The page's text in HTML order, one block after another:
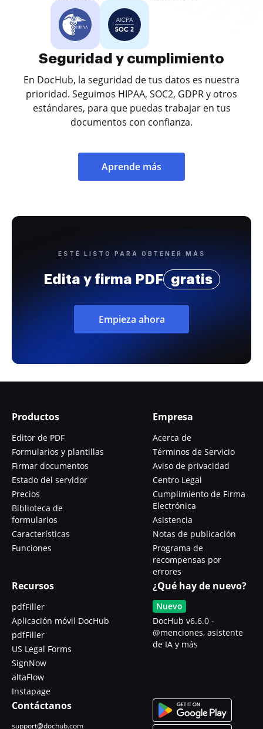
Seguridad y cumplimiento
En DocHub, la seguridad de tus datos es nuestra
prioridad. Seguimos HIPAA, SOC2, GDPR y otros
estándares, para que puedas trabajar en tus
documentos con confianza.
Aprende más
ESTÉ LISTO PARA OBTENER MÁS
Edita y firma PDF gratis
Empieza ahora
Productos
Editor de PDF
Formularios y plantillas
Firmar documentos
Estado del servidor
Precios
Biblioteca de
formularios
Características
Funciones
Empresa
Acerca de
Términos de Servicio
Aviso de privacidad
Centro Legal
Cumplimiento de Firma
Electrónica
Asistencia
Notas de publicación
Programa de
recompensas por
errores
Recursos
pdfFiller
Aplicación móvil DocHub
pdfFiller
US Legal Forms
SignNow
altaFlow
Instapage
¿Qué hay de nuevo?
Nuevo
DocHub v6.6.0 -
@menciones, asistente
de IA y más
Contáctanos
support@dochub.com